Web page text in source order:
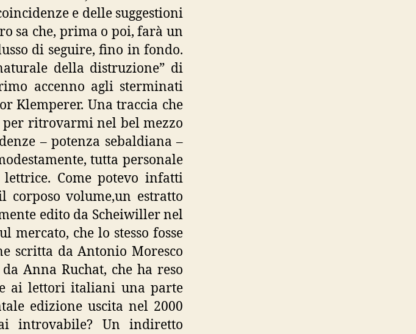
e delle suggestioni
sa che, prima o poi, farà un
di seguire, fino in fondo.
della distruzione” di
accenno agli sterminati
Klemperer. Una traccia che
per ritrovarmi nel bel mezzo
– potenza sebaldiana –
tutta personale
Come potevo infatti
corposo volume,un estratto
edito da Scheiwiller nel
mercato, che lo stesso fosse
scritta da Antonio Moresco
Anna Ruchat, che ha reso
ai lettori italiani una parte
edizione uscita nel 2000
introvabile? Un indiretto